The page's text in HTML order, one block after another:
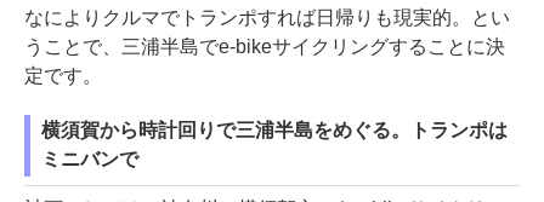
なによりクルマでトランポすれば日帰りも現実的。とい
うことで、三浦半島でe-bikeサイクリングすることに決
定です。
横須賀から時計回りで三浦半島をめぐる。トランポは
ミニバンで